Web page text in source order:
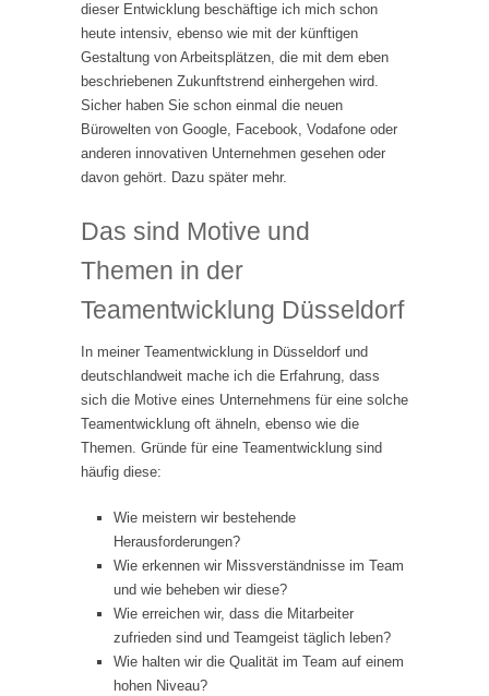
dieser Entwicklung beschäftige ich mich schon
heute intensiv, ebenso wie mit der künftigen
Gestaltung von Arbeitsplätzen, die mit dem eben
beschriebenen Zukunftstrend einhergehen wird.
Sicher haben Sie schon einmal die neuen
Bürowelten von Google, Facebook, Vodafone oder
anderen innovativen Unternehmen gesehen oder
davon gehört. Dazu später mehr.
Das sind Motive und
Themen in der
Teamentwicklung Düsseldorf
In meiner Teamentwicklung in Düsseldorf und
deutschlandweit mache ich die Erfahrung, dass
sich die Motive eines Unternehmens für eine solche
Teamentwicklung oft ähneln, ebenso wie die
Themen. Gründe für eine Teamentwicklung sind
häufig diese:
Wie meistern wir bestehende
Herausforderungen?
Wie erkennen wir Missverständnisse im Team
und wie beheben wir diese?
Wie erreichen wir, dass die Mitarbeiter
zufrieden sind und Teamgeist täglich leben?
Wie halten wir die Qualität im Team auf einem
hohen Niveau?